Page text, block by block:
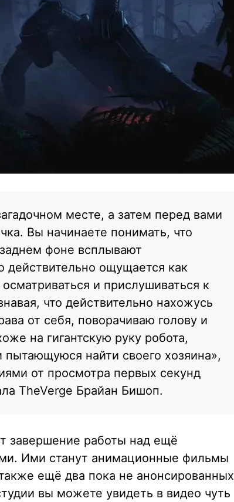
месте, а затем перед вами
Вы начинаете понимать, что
фоне всплывают
действительно ощущается как
и прислушиваться к
что действительно нахожусь
от себя, поворачиваю голову и
на гигантскую руку робота,
найти своего хозяина»,
от просмотра первых секунд
TheVerge Брайан Бишоп.
завершение работы над ещё
Ими станут анимационные фильмы
ещё два пока не анонсированных
вы можете увидеть в видео чуть